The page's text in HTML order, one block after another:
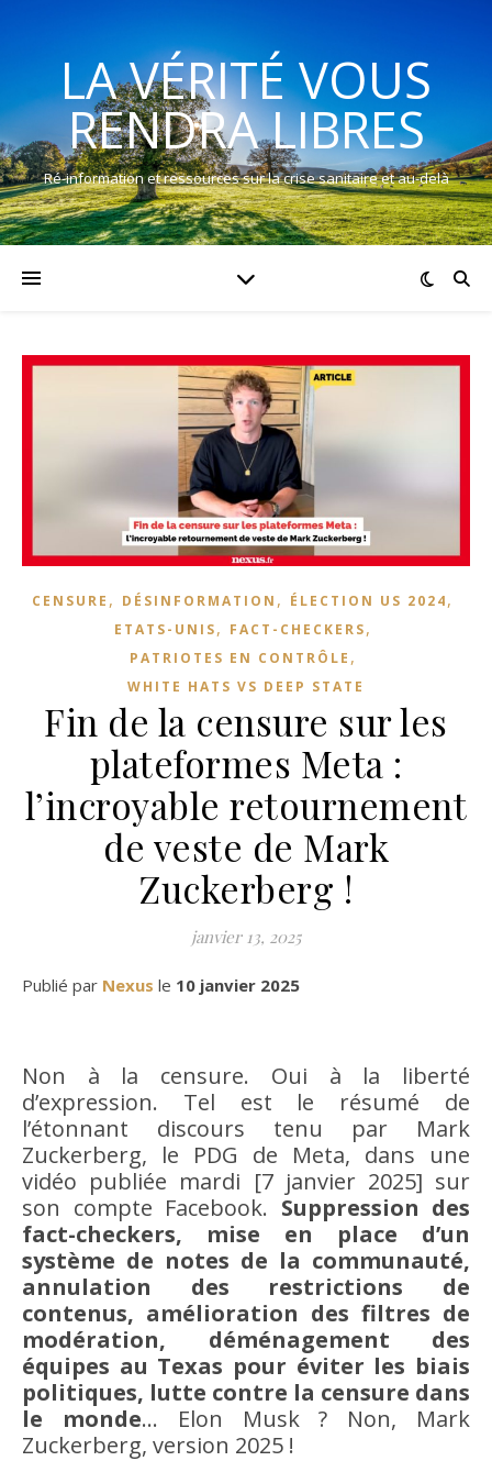
LA VÉRITÉ VOUS
RENDRA LIBRES
Ré-information et ressources sur la crise sanitaire et au-delà
CENSURE , DÉSINFORMATION , ÉLECTION US 2024,
ETATS-UNIS, FACT-CHECKERS,
PATRIOTES EN CONTRÔLE ,
WHITE HATS VS DEEP STATE
Fin de la censure sur les
plateformes Meta :
l’incroyable retournement
de veste de Mark
Zuckerberg !
janvier 13, 2025
Publié par Nexus le 10 janvier 2025
Non à la censure. Oui à la liberté
d’expression. Tel est le résumé de
l’étonnant discours tenu par Mark
Zuckerberg, le PDG de Meta, dans une
vidéo publiée mardi [7 janvier 2025] sur
son compte Facebook. Suppression des
fact-checkers, mise en place d’un
système de notes de la communauté,
annulation des restrictions de
contenus, amélioration des filtres de
modération, déménagement des
équipes au Texas pour éviter les biais
politiques, lutte contre la censure dans
le monde… Elon Musk ? Non, Mark
Zuckerberg, version 2025 !